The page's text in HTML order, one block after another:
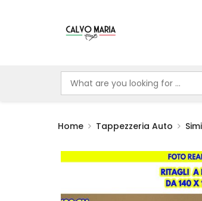
Home Tappezzeria Auto